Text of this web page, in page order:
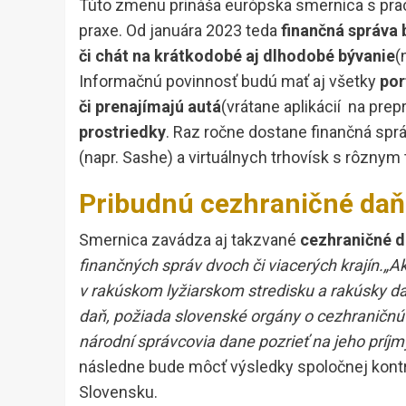
Túto zmenu prináša európska smernica s
praxe. Od januára 2023 tedafinančná správa
či chát na krátkodobé aj dlhodobé bývanie
Informačnú povinnosť budú mať aj všetky
či prenajímajú autá(vrátane aplikácií na
prostriedky. Raz ročne dostane finančná
(napr. Sashe) a virtuálnych trhovísk s
Pribudnú cezhraničné
Smernica zavádza aj takzvané cezhraničné
finančných správ dvoch či viacerých
v rakúskom lyžiarskom stredisku a rakúsky
daň, požiada slovenské orgány o
národní správcovia dane pozrieť na jeho
následne bude môcť výsledky spoločnej
Slovensku.